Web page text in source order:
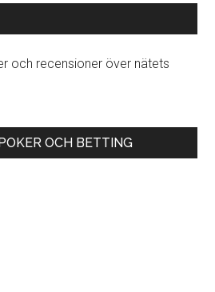
och recensioner över nätets
OCH BETTING